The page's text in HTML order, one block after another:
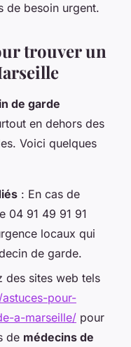
de besoin urgent.
trouver un
de garde
en dehors des
Voici quelques
: En cas de
04 91 49 91 91
locaux qui
de garde.
des sites web tels
pour-
a-marseille/ pour
de médecins de